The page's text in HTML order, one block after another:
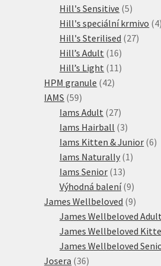
produktů
Hill's Sensitive 55
produktů
Hill's speciální krmivo 44
Hill's Sterilised 2727
Hill’s Adult 1616
produktů
Hill’s Light 11 11
HPM granule 4242
IAMS 5959
produktů
Iams Adult 2727
produktů
Iams Hairball 33
produkty
Iams Kitten & Junior 66
Iams Naturally 1 1
Iams Senior 1313
produktů
Výhodná balení 99
James Wellbeloved 99
James Wellbeloved Adult
James Wellbeloved
James Wellbeloved
Josera 3636